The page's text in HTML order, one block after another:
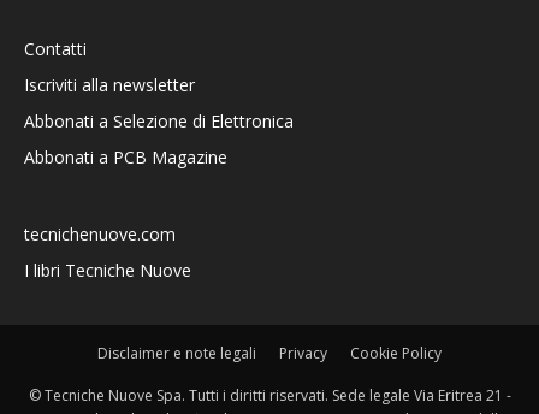
Contatti
Iscriviti alla newsletter
Abbonati a Selezione di Elettronica
Abbonati a PCB Magazine
tecnichenuove.com
I libri Tecniche Nuove
Disclaimer e note legali Privacy Cookie Policy
© Tecniche Nuove Spa. Tutti i diritti riservati. Sede legale Via Eritrea 21 -